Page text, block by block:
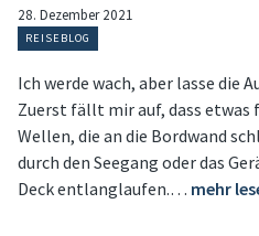
28. Dezember 2021
REISEBLOG
Ich werde wach, aber lasse die
Zuerst fällt mir auf, dass etwas
Wellen, die an die Bordwand
durch den Seegang oder das
Deck entlanglaufen.… mehr